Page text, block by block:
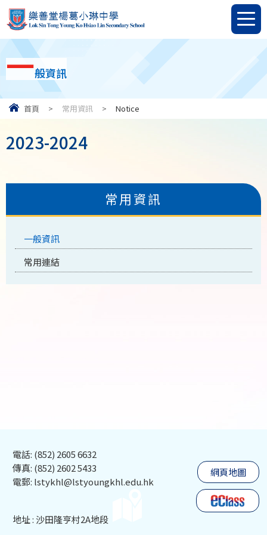
一般資訊
首頁 > 常用資訊 > Notice
2023-2024
常用資訊
一般資訊
常用連結
電話: (852) 2605 6632
傳真: (852) 2602 5433
電郵: lstykhl@lstyoungkhl.edu.hk
地址 : 沙田隆亨村2A地段
網頁地圖